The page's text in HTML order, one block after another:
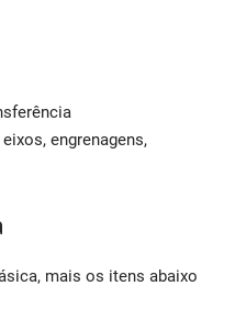
engrenagens,
mais os itens abaixo